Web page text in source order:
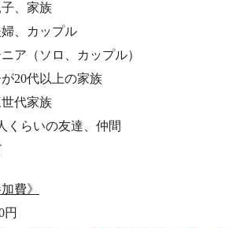
子、家族
婦、カップル
ニア（ソロ、カップル）
が20代以上の家族
世代家族
くらいの友達、仲間
加費》
円